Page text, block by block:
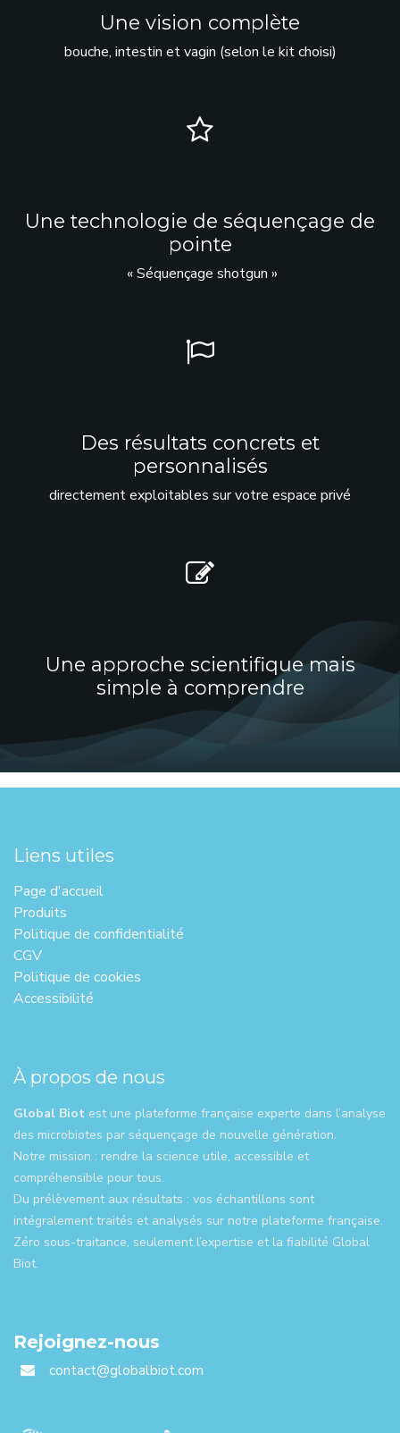
Une vision complète
bouche, intestin et vagin (selon le kit choisi)
Une technologie de séquençage de
pointe
« Séquençage shotgun »
Des résultats concrets et
personnalisés
directement exploitables sur votre espace privé
Une approche scientifique mais
simple à comprendre
Liens utiles
Page d'ac​cueil
Produits
Politique de confidentialité
CGV
Politique de cookies
Accessibilité
À propos de nous
Global Biot est une plateforme française experte dans l’analyse
des microbiotes par séquençage de nouvelle génération.
Notre mission : rendre la science utile, accessible et
compréhensible pour tous.
Du prélèvement aux résultats : vos échantillons sont
intégralement traités et analysés sur notre plateforme française.
Zéro sous-traitance, seulement l’expertise et la fiabilité Global
Biot.
Rejoignez-nous
contact@globalbiot.com